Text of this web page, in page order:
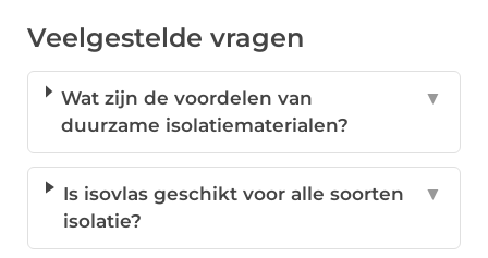
Veelgestelde vragen
Wat zijn de voordelen van
duurzame isolatiematerialen?
▼
Is isovlas geschikt voor alle soorten
isolatie?
▼